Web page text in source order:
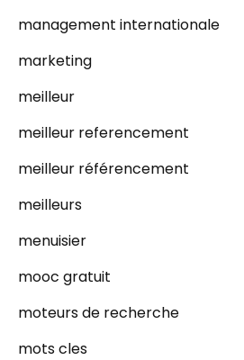
management internationale
marketing
meilleur
meilleur referencement
meilleur référencement
meilleurs
menuisier
mooc gratuit
moteurs de recherche
mots cles